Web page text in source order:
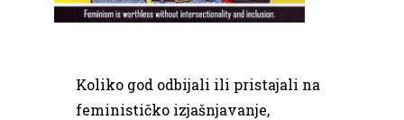
Koliko god odbijali ili pristajali na
feminističko izjašnjavanje,